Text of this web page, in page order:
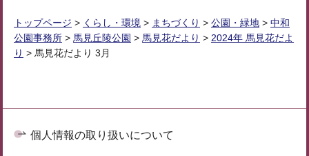
トップページ > くらし・環境 > まちづくり > 公園・緑地 > 中和
公園事務所 > 馬見丘陵公園 > 馬見花だより > 2024年 馬見花だよ
り > 馬見花だより 3月
個人情報の取り扱いについて